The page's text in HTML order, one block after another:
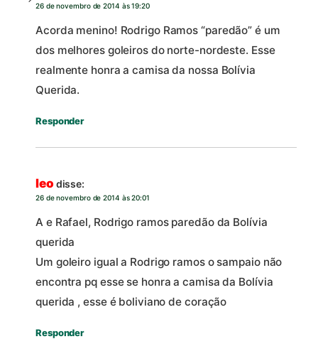
26 de novembro de 2014 às 19:20
Acorda menino! Rodrigo Ramos “paredão” é um
dos melhores goleiros do norte-nordeste. Esse
realmente honra a camisa da nossa Bolívia
Querida.
Responder
leo disse:
26 de novembro de 2014 às 20:01
A e Rafael, Rodrigo ramos paredão da Bolívia
querida
Um goleiro igual a Rodrigo ramos o sampaio não
encontra pq esse se honra a camisa da Bolívia
querida , esse é boliviano de coração
Responder